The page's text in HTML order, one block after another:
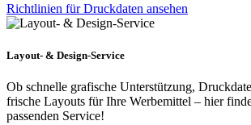
Richtlinien für Druckdaten ansehen
Layout- & Design-Service
Ob schnelle grafische Unterstützung,
frische Layouts für Ihre Werbemittel – hier
passenden Service!